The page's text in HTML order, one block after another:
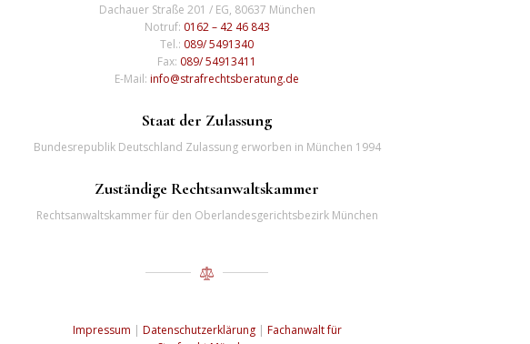
Dachauer Straße 201 / EG, 80637 München
Notruf: 0162 – 42 46 843
Tel.: 089/ 5491340
Fax: 089/ 54913411
E-Mail:info@strafrechtsberatung.de
Staat der Zulassung
Bundesrepublik Deutschland Zulassung erworben in München 1994
Zuständige Rechtsanwaltskammer
Rechtsanwaltskammer für den Oberlandesgerichtsbezirk München
Impressum | Datenschutzerklärung| Fachanwalt für